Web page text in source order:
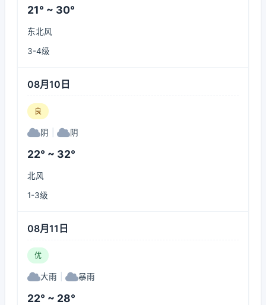
21° ~ 30°
东北风
3-4级
08月10日
良
阴 阴
22° ~ 32°
北风
1-3级
08月11日
优
大雨 暴雨
22° ~ 28°